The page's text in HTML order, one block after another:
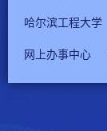
哈尔滨工程大学
网上办事中心